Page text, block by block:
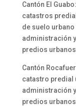
Cantón El
catastros
de suelo
administración
predios
Cantón
catastro predial
administración
predios